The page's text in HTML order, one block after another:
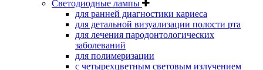
Светодиодные лампы
для ранней диагностики кариеса
для детальной визуализации полости рта
для лечения пародонтологических
заболеваний
для полимеризации
с четырехцветным световым излучением